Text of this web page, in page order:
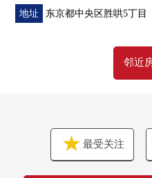
・室内清洁
・都营大江户线"胜哄"车站7
・双重的地板、双重天花板
・复数层玻璃使用
地址 东京都中央区胜哄5丁目
邻近
最受关注